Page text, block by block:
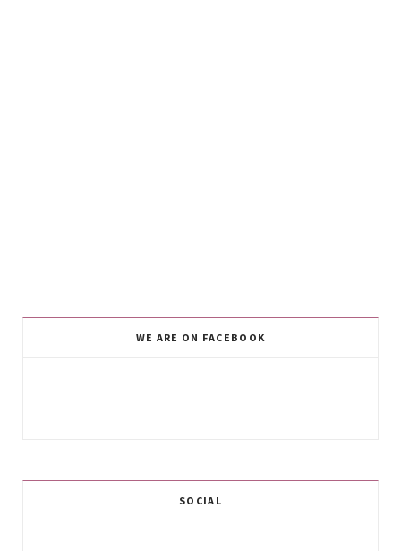
WE ARE ON FACEBOOK
SOCIAL